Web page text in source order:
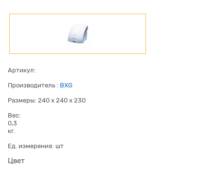
Артикул:
Производитель : BXG
Размеры: 240 x 240 x 230
Вес:
0,3
кг.
Ед. измерения: шт
Цвет